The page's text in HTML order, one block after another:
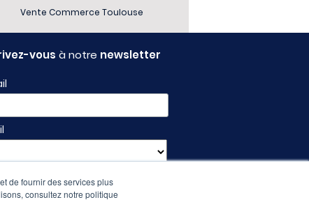
de fournir des services plus
consultez notre politique
Vente Commerce Toulouse
vous à notre newsletter